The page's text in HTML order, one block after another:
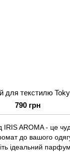
для текстилю
790 грн
IRIS AROMA - це
до вашого
ідеальний